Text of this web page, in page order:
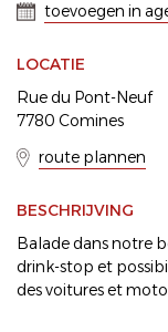
toevoegen in
LOCATIE
Rue du Pont-Neuf
7780 Comines
route plannen
BESCHRIJVING
Balade dans notre
drink-stop et
des voitures et